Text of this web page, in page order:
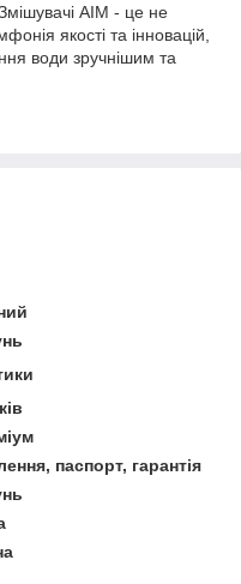
AIM - це не
якості та інновацій,
води зручнішим та
паспорт, гарантія